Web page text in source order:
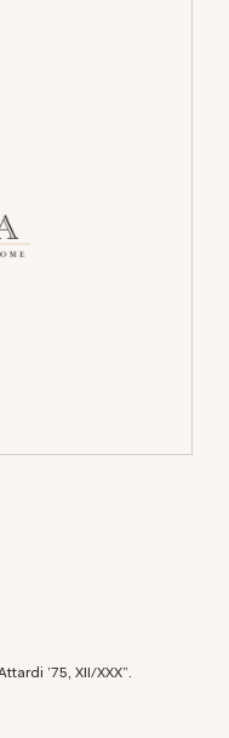
'75, XII/XXX".